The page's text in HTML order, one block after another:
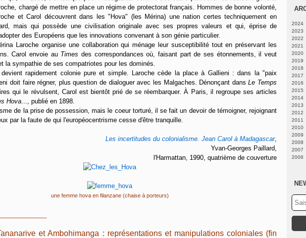
chargé de mettre en place un régime de protectorat français. Hommes de bonne volonté,
et Carol découvrent dans les "Hova" (les Mérina) une nation certes techniquement en
mais qui possède une civilisation originale avec ses propres valeurs et qui, éprise de
des Européens que les innovations convenant à son génie particulier.
Laroche organise une collaboration qui ménage leur susceptibilité tout en préservant les
Carol envoie au Times des correspondances où, faisant part de ses étonnements, il veut
la sympathie de ses compatriotes pour les dominés.
rapidement colonie pure et simple. Laroche cède la place à Gallieni : dans la "paix
doit faire régner, plus question de dialoguer avec les Malgaches. Dénonçant dansLe Temps
qui le révulsent, Carol est bientôt prié de se réembarquer. À Paris, il regroupe ses articles
Hova..., publié en 1898.
de la prise de possession, mais le coeur torturé, il se fait un devoir de témoigner, rejoignant
par la faute de qui l'européocentrisme cesse d'être tranquille.
Les incertitudes du colonialisme. Jean Carol à Madagascar,
Yvan-Georges Paillard,
l'Harmattan, 1990, quatrième de couverture
une femme hova en filanzane (chaise à porteurs)
et Ambohimanga : représentations et manipulations coloniales (fin
2024
2023
2022
2021
2020
2019
2018
2017
2016
2015
2014
2013
2012
2011
2010
2009
2008
2007
2006